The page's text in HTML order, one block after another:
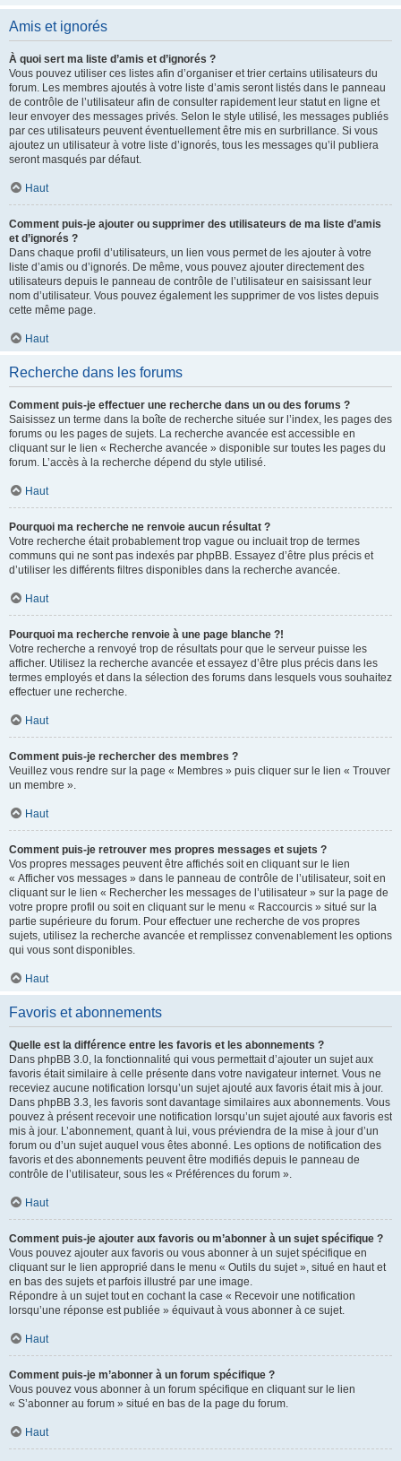
Amis et ignorés
À quoi sert ma liste d’amis et d’ignorés ?
Vous pouvez utiliser ces listes afin d’organiser et trier certains utilisateurs du
forum. Les membres ajoutés à votre liste d’amis seront listés dans le panneau
de contrôle de l’utilisateur afin de consulter rapidement leur statut en ligne et
leur envoyer des messages privés. Selon le style utilisé, les messages publiés
par ces utilisateurs peuvent éventuellement être mis en surbrillance. Si vous
ajoutez un utilisateur à votre liste d’ignorés, tous les messages qu’il publiera
seront masqués par défaut.
Haut
Comment puis-je ajouter ou supprimer des utilisateurs de ma liste d’amis
et d’ignorés ?
Dans chaque profil d’utilisateurs, un lien vous permet de les ajouter à votre
liste d’amis ou d’ignorés. De même, vous pouvez ajouter directement des
utilisateurs depuis le panneau de contrôle de l’utilisateur en saisissant leur
nom d’utilisateur. Vous pouvez également les supprimer de vos listes depuis
cette même page.
Haut
Recherche dans les forums
Comment puis-je effectuer une recherche dans un ou des forums ?
Saisissez un terme dans la boîte de recherche située sur l’index, les pages des
forums ou les pages de sujets. La recherche avancée est accessible en
cliquant sur le lien « Recherche avancée » disponible sur toutes les pages du
forum. L’accès à la recherche dépend du style utilisé.
Haut
Pourquoi ma recherche ne renvoie aucun résultat ?
Votre recherche était probablement trop vague ou incluait trop de termes
communs qui ne sont pas indexés par phpBB. Essayez d’être plus précis et
d’utiliser les différents filtres disponibles dans la recherche avancée.
Haut
Pourquoi ma recherche renvoie à une page blanche ?!
Votre recherche a renvoyé trop de résultats pour que le serveur puisse les
afficher. Utilisez la recherche avancée et essayez d’être plus précis dans les
termes employés et dans la sélection des forums dans lesquels vous souhaitez
effectuer une recherche.
Haut
Comment puis-je rechercher des membres ?
Veuillez vous rendre sur la page « Membres » puis cliquer sur le lien « Trouver
un membre ».
Haut
Comment puis-je retrouver mes propres messages et sujets ?
Vos propres messages peuvent être affichés soit en cliquant sur le lien
« Afficher vos messages » dans le panneau de contrôle de l’utilisateur, soit en
cliquant sur le lien « Rechercher les messages de l’utilisateur » sur la page de
votre propre profil ou soit en cliquant sur le menu « Raccourcis » situé sur la
partie supérieure du forum. Pour effectuer une recherche de vos propres
sujets, utilisez la recherche avancée et remplissez convenablement les options
qui vous sont disponibles.
Haut
Favoris et abonnements
Quelle est la différence entre les favoris et les abonnements ?
Dans phpBB 3.0, la fonctionnalité qui vous permettait d’ajouter un sujet aux
favoris était similaire à celle présente dans votre navigateur internet. Vous ne
receviez aucune notification lorsqu’un sujet ajouté aux favoris était mis à jour.
Dans phpBB 3.3, les favoris sont davantage similaires aux abonnements. Vous
pouvez à présent recevoir une notification lorsqu’un sujet ajouté aux favoris est
mis à jour. L’abonnement, quant à lui, vous préviendra de la mise à jour d’un
forum ou d’un sujet auquel vous êtes abonné. Les options de notification des
favoris et des abonnements peuvent être modifiés depuis le panneau de
contrôle de l’utilisateur, sous les « Préférences du forum ».
Haut
Comment puis-je ajouter aux favoris ou m’abonner à un sujet spécifique ?
Vous pouvez ajouter aux favoris ou vous abonner à un sujet spécifique en
cliquant sur le lien approprié dans le menu « Outils du sujet », situé en haut et
en bas des sujets et parfois illustré par une image.
Répondre à un sujet tout en cochant la case « Recevoir une notification
lorsqu’une réponse est publiée » équivaut à vous abonner à ce sujet.
Haut
Comment puis-je m’abonner à un forum spécifique ?
Vous pouvez vous abonner à un forum spécifique en cliquant sur le lien
« S’abonner au forum » situé en bas de la page du forum.
Haut